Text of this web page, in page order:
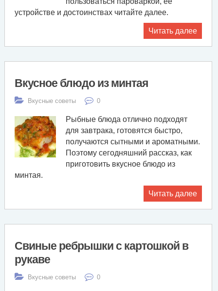
устройстве и достоинствах читайте далее.
Читать далее
Вкусное блюдо из минтая
Вкусные советы 0
Рыбные блюда отлично подходят
для завтрака, готовятся быстро,
получаются сытными и ароматными.
Поэтому сегодняшний рассказ, как
приготовить вкусное блюдо из
минтая.
Читать далее
Свиные ребрышки с картошкой в
рукаве
Вкусные советы 0